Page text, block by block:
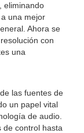
eliminando
una mejor
Ahora se
con
una
las fuentes de
un papel vital
de audio.
de control hasta